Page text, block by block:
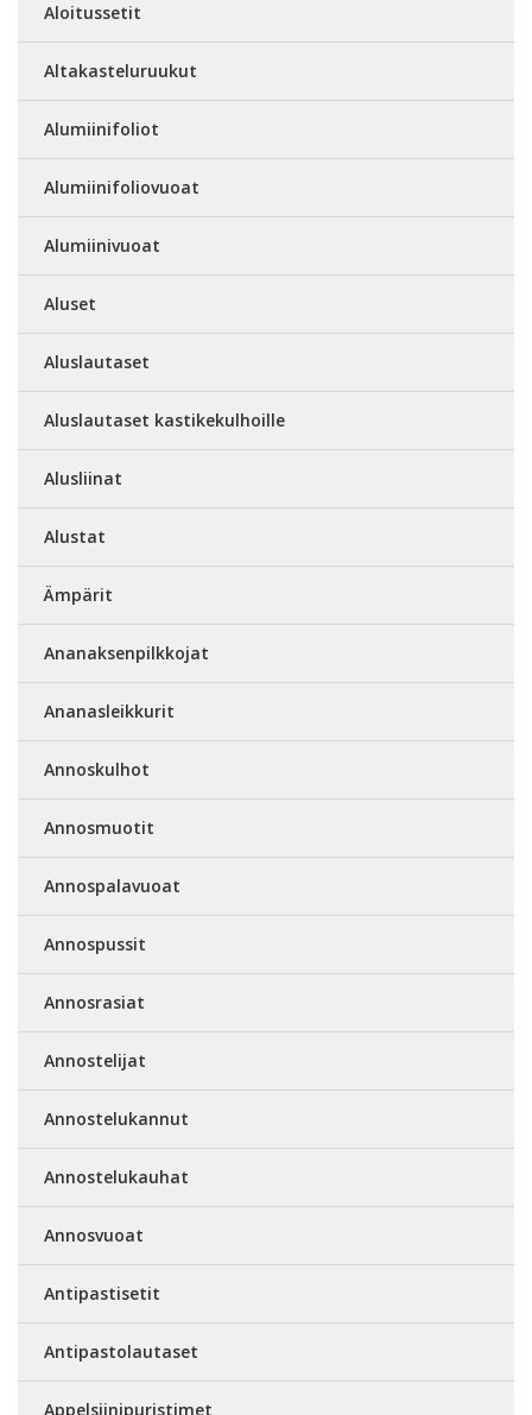
Aloitussetit
Altakasteluruukut
Alumiinifoliot
Alumiinifoliovuoat
Alumiinivuoat
Aluset
Aluslautaset
Aluslautaset kastikekulhoille
Alusliinat
Alustat
Ämpärit
Ananaksenpilkkojat
Ananasleikkurit
Annoskulhot
Annosmuotit
Annospalavuoat
Annospussit
Annosrasiat
Annostelijat
Annostelukannut
Annostelukauhat
Annosvuoat
Antipastisetit
Antipastolautaset
Appelsiinipuristimet